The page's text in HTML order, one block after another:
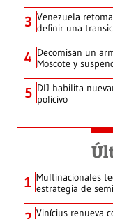
3 Venezuela
definir una
4 Decomisan un
Moscote y
5 DIJ habilita
policivo
1 Multinacionales
estrategia de
Vinícius renueva